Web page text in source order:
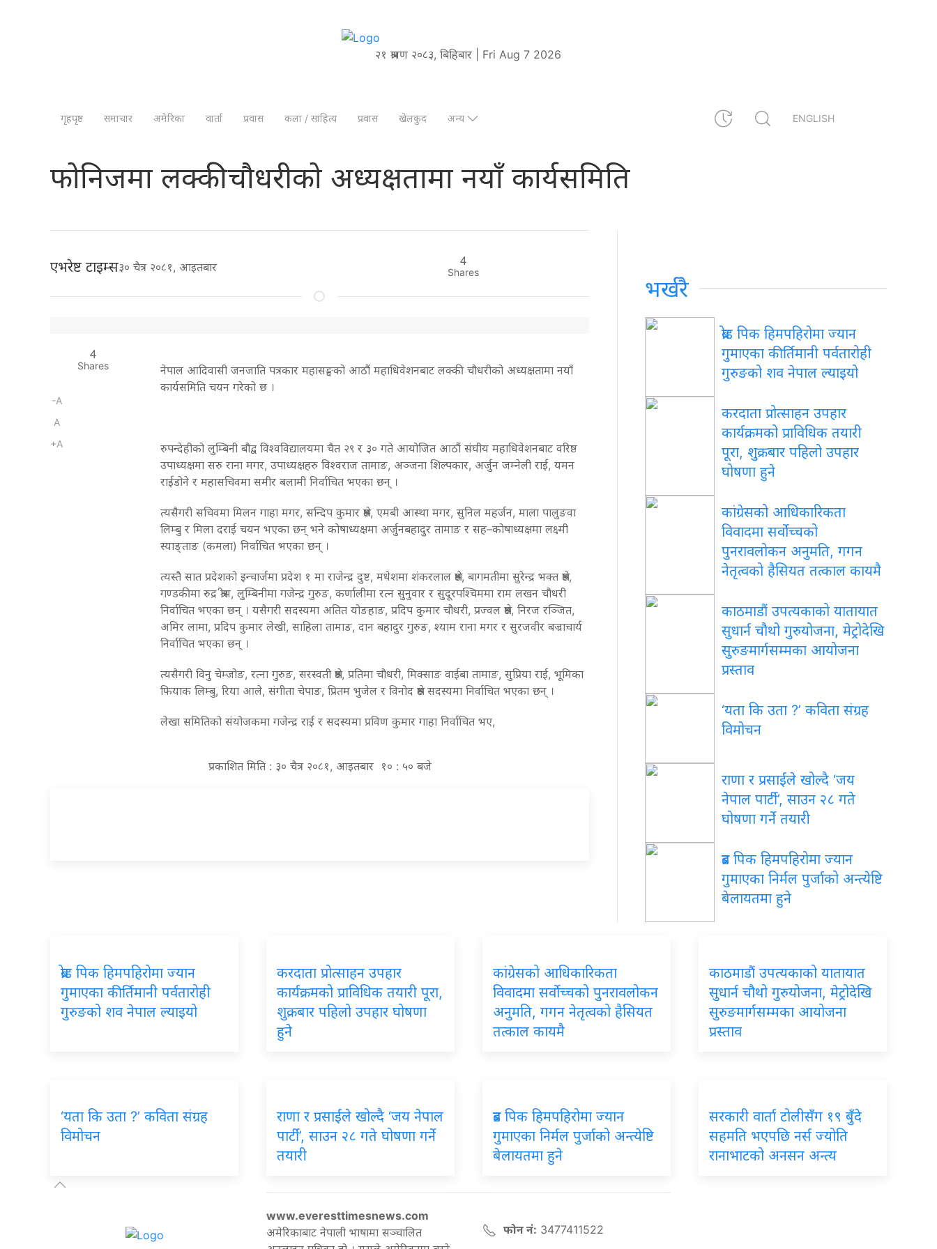
२१ श्रावण २०८३, बिहिबार | Fri Aug 7 2026
गृहपृष्ठ समाचार अमेरिका वार्ता प्रवास कला / साहित्य प्रवास खेलकुद अन्य ENGLISH
फोनिजमा लक्की चौधरीको अध्यक्षतामा नयाँ कार्यसमिति
एभरेष्ट टाइम्स३० चैत्र २०८१, आइतबार 4
Shares
4
Shares
-A
A
+A
नेपाल आदिवासी जनजाति पत्रकार महासङ्घको आठौं महाधिवेशनबाट लक्की चौधरीको अध्यक्षतामा नयाँ
कार्यसमिति चयन गरेको छ ।
रुपन्देहीको लुम्बिनी बौद्व विश्वविद्यालयमा चैत २९ र ३० गते आयोजित आठौं संघीय महाधिवेशनबाट वरिष्ठ
उपाध्यक्षमा सरु राना मगर, उपाध्यक्षहरु विश्वराज तामाङ, अञ्जना शिल्पकार, अर्जुन जम्नेली राई, यमन
राईडोने र महासचिवमा समीर बलामी निर्वाचित भएका छन् ।
त्यसैगरी सचिवमा मिलन गाहा मगर, सन्दिप कुमार श्रेष्ठ, एमबी आस्था मगर, सुनिल महर्जन, माला पालुङवा
लिम्बु र मिला दराई चयन भएका छन् भने कोषाध्यक्षमा अर्जुनबहादुर तामाङ र सह–कोषाध्यक्षमा लक्ष्मी
स्याङ्ताङ (कमला) निर्वाचित भएका छन् ।
त्यस्तै सात प्रदेशको इन्चार्जमा प्रदेश १ मा राजेन्द्र दुष्ट, मधेशमा शंकरलाल श्रेष्ठ, बागमतीमा सुरेन्द्र भक्त श्रेष्ठ,
गण्डकीमा रुद्र श्रीस, लुम्बिनीमा गजेन्द्र गुरुङ, कर्णालीमा रत्न सुनुवार र सुदूरपश्चिममा राम लखन चौधरी
निर्वाचित भएका छन् । यसैगरी सदस्यमा अतित योङहाङ, प्रदिप कुमार चौधरी, प्रज्वल श्रेष्ठ, निरज रञ्जित,
अमिर लामा, प्रदिप कुमार लेखी, साहिला तामाङ, दान बहादुर गुरुङ, श्याम राना मगर र सुरजवीर बज्राचार्य
निर्वाचित भएका छन् ।
त्यसैगरी विनु चेम्जोङ, रत्ना गुरुङ, सरस्वती श्रेष्ठ, प्रतिमा चौधरी, मिक्साङ वाईबा तामाङ, सुप्रिया राई, भूमिका
फियाक लिम्बु, रिया आले, संगीता चेपाङ, प्रितम भुजेल र विनोद श्रेष्ठ सदस्यमा निर्वाचित भएका छन् ।
लेखा समितिको संयोजकमा गजेन्द्र राई र सदस्यमा प्रविण कुमार गाहा निर्वाचित भए,
प्रकाशित मिति : ३० चैत्र २०८१, आइतबार १० : ५० बजे
भर्खरै
ब्रोड पिक हिमपहिरोमा ज्यान
गुमाएका कीर्तिमानी पर्वतारोही
गुरुङको शव नेपाल ल्याइयो
करदाता प्रोत्साहन उपहार
कार्यक्रमको प्राविधिक तयारी
पूरा, शुक्रबार पहिलो उपहार
घोषणा हुने
कांग्रेसको आधिकारिकता
विवादमा सर्वोच्चको
पुनरावलोकन अनुमति, गगन
नेतृत्वको हैसियत तत्काल कायमै
काठमाडौं उपत्यकाको यातायात
सुधार्न चौथो गुरुयोजना, मेट्रोदेखि
सुरुङमार्गसम्मका आयोजना
प्रस्ताव
‘यता कि उता ?’ कविता संग्रह
विमोचन
राणा र प्रसाईंले खोल्दै ‘जय
नेपाल पार्टी’, साउन २८ गते
घोषणा गर्ने तयारी
ब्रड पिक हिमपहिरोमा ज्यान
गुमाएका निर्मल पुर्जाको अन्त्येष्टि
बेलायतमा हुने
ब्रोड पिक हिमपहिरोमा ज्यान
गुमाएका कीर्तिमानी पर्वतारोही
गुरुङको शव नेपाल ल्याइयो
करदाता प्रोत्साहन उपहार
कार्यक्रमको प्राविधिक तयारी पूरा,
शुक्रबार पहिलो उपहार घोषणा
हुने
कांग्रेसको आधिकारिकता
विवादमा सर्वोच्चको पुनरावलोकन
अनुमति, गगन नेतृत्वको हैसियत
तत्काल कायमै
काठमाडौं उपत्यकाको यातायात
सुधार्न चौथो गुरुयोजना, मेट्रोदेखि
सुरुङमार्गसम्मका आयोजना
प्रस्ताव
‘यता कि उता ?’ कविता संग्रह
विमोचन
राणा र प्रसाईंले खोल्दै ‘जय नेपाल
पार्टी’, साउन २८ गते घोषणा गर्ने
तयारी
ब्रड पिक हिमपहिरोमा ज्यान
गुमाएका निर्मल पुर्जाको अन्त्येष्टि
बेलायतमा हुने
सरकारी वार्ता टोलीसँग १९ बुँदे
सहमति भएपछि नर्स ज्योति
रानाभाटको अनसन अन्त्य
www.everesttimesnews.com
अमेरिकाबाट नेपाली भाषामा सञ्चालित
फोन नं: 3477411522